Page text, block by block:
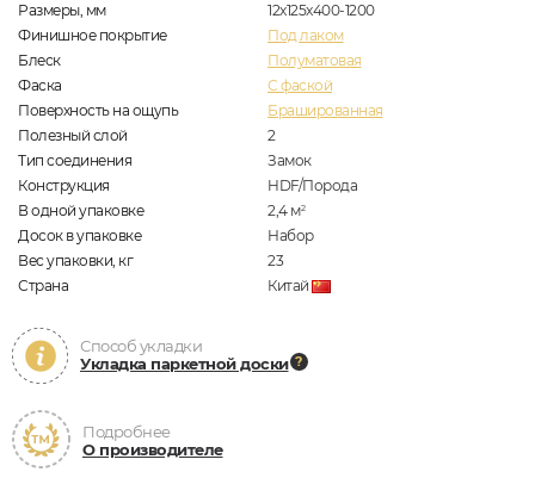
Размеры, мм
12x125x400-1200
Финишное покрытие
Под лаком
Блеск
Полуматовая
Фаска
С фаской
Поверхность на ощупь
Брашированная
Полезный слой
2
Тип соединения
Замок
Конструкция
HDF/Порода
В одной упаковке
2,4 м2
Досок в упаковке
Набор
Вес упаковки, кг
23
Страна
Китай
Способ укладки
Укладка паркетной доски
Подробнее
О производителе